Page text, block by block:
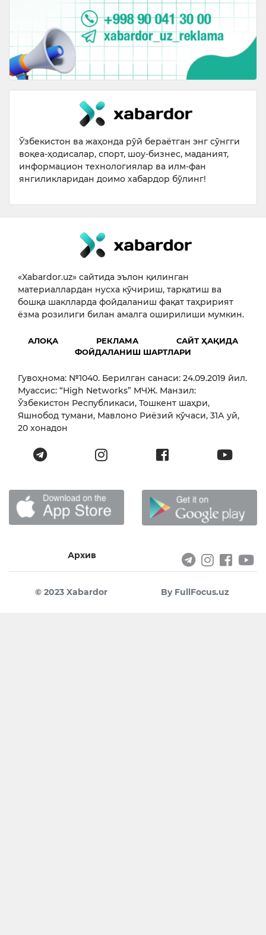
Ўзбекистон ва жаҳонда рўй бераётган энг сўнгги
воқеа-ҳодисалар, спорт, шоу-бизнес, маданият,
информацион технологиялар ва илм-фан
янгиликларидан доимо хабардор бўлинг!
«Xabardor.uz» сайтида эълон қилинган
материаллардан нусха кўчириш, тарқатиш ва
бошқа шаклларда фойдаланиш фақат таҳририят
ёзма розилиги билан амалга оширилиши мумкин.
АЛОҚА РЕКЛАМА
САЙТ ҲАҚИДА
ФОЙДАЛАНИШ ШАРТЛАРИ
Гувоҳнома: №1040. Берилган санаси: 24.09.2019 йил.
Муассис: “High Networks” МЧЖ. Манзил:
Ўзбекистон Республикаси, Тошкент шаҳри,
Яшнобод тумани, Мавлоно Риёзий кўчаси, 31А уй,
20 хонадон
Архив
© 2023 Xabardor By FullFocus.uz